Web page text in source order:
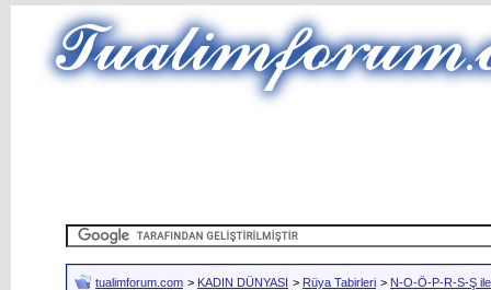
tualimforum.com > KADIN DÜNYASI > Rüya Tabirleri > N-O-Ö-P-R-S-Ş